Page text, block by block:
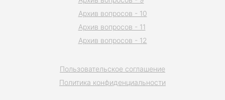
Пользовательское соглашение
Политика конфиденциальности
Архив вопросов - 10
Архив вопросов - 11
Архив вопросов - 12